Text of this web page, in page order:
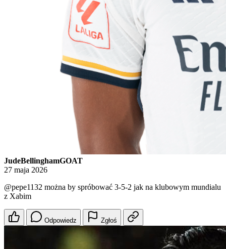
JudeBellinghamGOAT
27 maja 2026
@pepe1132 można by spróbować 3-5-2 jak na klubowym mundialu
z Xabim
Odpowiedz Zgłoś